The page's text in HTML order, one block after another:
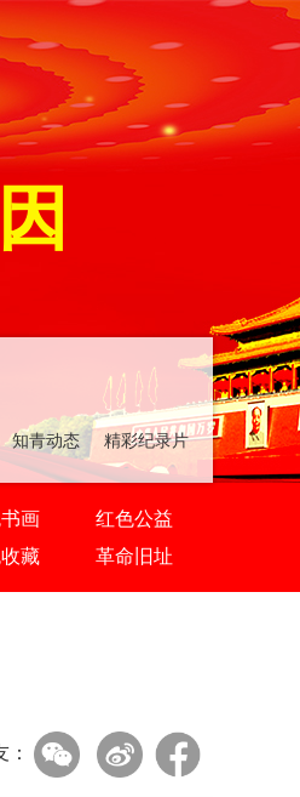
青动态 精彩纪录片
画
红色公益
藏
革命旧址